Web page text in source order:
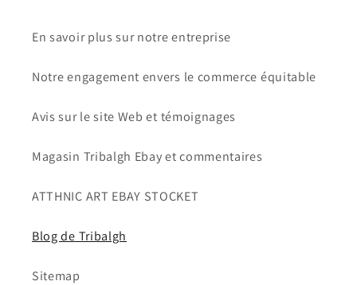
En savoir plus sur notre entreprise
Notre engagement envers le commerce équitable
Avis sur le site Web et témoignages
Magasin Tribalgh Ebay et commentaires
ATTHNIC ART EBAY STOCKET
Blog de Tribalgh
Sitemap